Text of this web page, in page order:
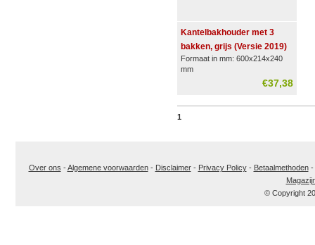
Kantelbakhouder met 3
bakken, grijs (Versie 2019)
Formaat in mm: 600x214x240
mm
€37,38
1
Over ons -Algemene voorwaarden- Disclaimer- Privacy Policy- Betaalmethoden-
© Copyright